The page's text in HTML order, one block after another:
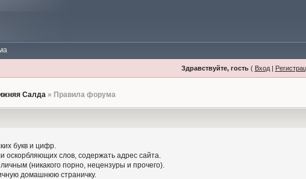
Здравствуйте, гость( Вход|
Салда » Правила форума
букв и цифр.
оскорбляющих слов, содержать адрес сайта.
(никакого порно, нецензуры и прочего).
домашнюю страничку.